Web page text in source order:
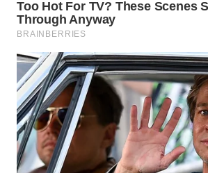
WAHANANEWS
CO ID
WAHANANEWS
NET
WAHANA
SPORT
WAHANA